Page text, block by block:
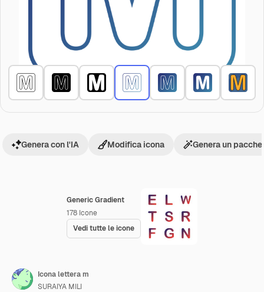
Generic Gradient
178 Icone
Vedi tutte le icone
Genera con l'IA Modifica icona Genera un
Icona lettera m
SURAIYA MILI